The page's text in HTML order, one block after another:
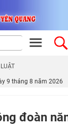
9 tháng 8 năm 2026
đoàn